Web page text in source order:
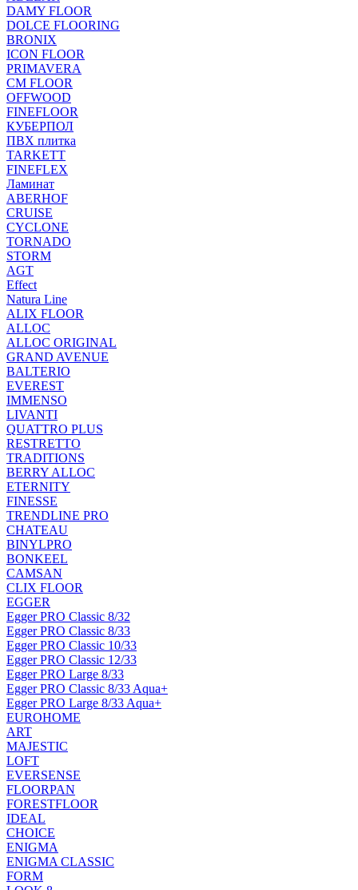
DAMY FLOOR
DOLCE FLOORING
BRONIX
ICON FLOOR
PRIMAVERA
CM FLOOR
OFFWOOD
FINEFLOOR
КУБЕРПОЛ
ПВХ плитка
TARKETT
FINEFLEX
Ламинат
ABERHOF
CRUISE
CYCLONE
TORNADO
STORM
AGT
Effect
Natura Line
ALIX FLOOR
ALLOC
ALLOC ORIGINAL
GRAND AVENUE
BALTERIO
EVEREST
IMMENSO
LIVANTI
QUATTRO PLUS
RESTRETTO
TRADITIONS
BERRY ALLOC
ETERNITY
FINESSE
TRENDLINE PRO
CHATEAU
BINYLPRO
BONKEEL
CAMSAN
CLIX FLOOR
EGGER
Egger PRO Classic 8/32
Egger PRO Classic 8/33
Egger PRO Classic 10/33
Egger PRO Classic 12/33
Egger PRO Large 8/33
Egger PRO Classic 8/33 Aqua+
Egger PRO Large 8/33 Aqua+
EUROHOME
ART
MAJESTIC
LOFT
EVERSENSE
FLOORPAN
FORESTFLOOR
IDEAL
CHOICE
ENIGMA
ENIGMA CLASSIC
FORM